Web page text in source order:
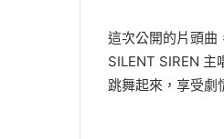
這次公開的片頭曲
SILENT SIREN 主
跳舞起來，享受劇